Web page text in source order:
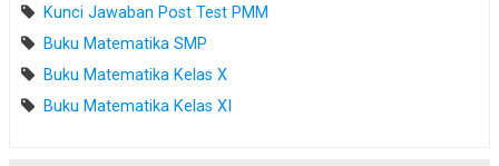
Kunci Jawaban Post Test PMM
Buku Matematika SMP
Buku Matematika Kelas X
Buku Matematika Kelas XI